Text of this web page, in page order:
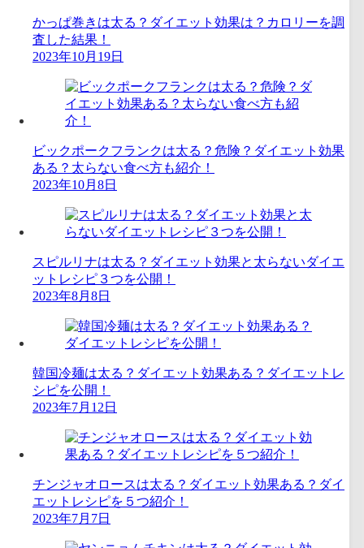
かっぱ巻きは太る？ダイエット効果は？カロリーを調
査した結果！
2023年10月19日
ビックポークフランクは太る？危険？ダイエット効果
ある？太らない食べ方も紹介！
2023年10月8日
スピルリナは太る？ダイエット効果と太らないダイエ
ットレシピ３つを公開！
2023年8月8日
韓国冷麺は太る？ダイエット効果ある？ダイエットレ
シピを公開！
2023年7月12日
チンジャオロースは太る？ダイエット効果ある？ダイ
エットレシピを５つ紹介！
2023年7月7日